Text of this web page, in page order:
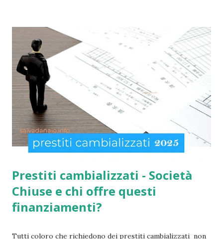
con più di 65 anni d'età e minori fino a 3 anni di età. Infatti
come indicato per quest’ultimi è necessario fare domanda
per la social card acquisti straordinaria ). Per chi non lo
sapesse, tutto è gestito e determinato in base alle norme
imposte con la nuova legge di aiuto e sostegno per le
famiglie italiane. Ricordo che le domande potranno essere
presentate da tutti i cittadini italiani, cittadini comunitari e
anche extracom...
Prestiti cambializzati - Società
Chiuse e chi offre questi
finanziamenti?
Tutti coloro che richiedono dei prestiti cambializzati non